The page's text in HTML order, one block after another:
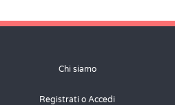
Chi siamo
Registrati o Accedi